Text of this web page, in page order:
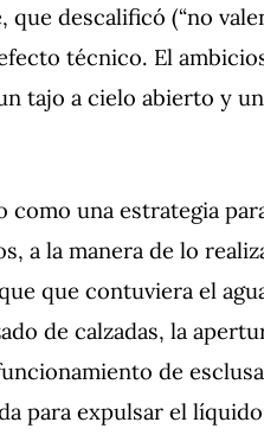
descalificó (“no
técnico. El
tajo a cielo abierto y
una estrategia
a la manera de lo
que contuviera el
de calzadas, la
de
para expulsar el